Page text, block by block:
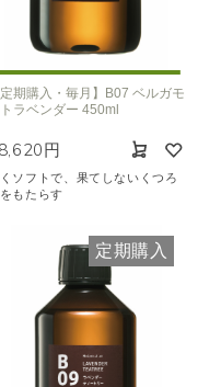
定期購入・毎月】B07 ベルガモ
ラベンダー 450ml
円
ソフトで、果てしないくつろ
もたらす
定期購入